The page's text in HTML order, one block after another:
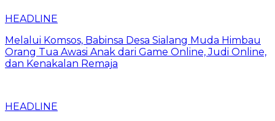
HEADLINE
Melalui Komsos, Babinsa Desa Sialang Muda Himbau
Orang Tua Awasi Anak dari Game Online, Judi Online,
dan Kenakalan Remaja
HEADLINE